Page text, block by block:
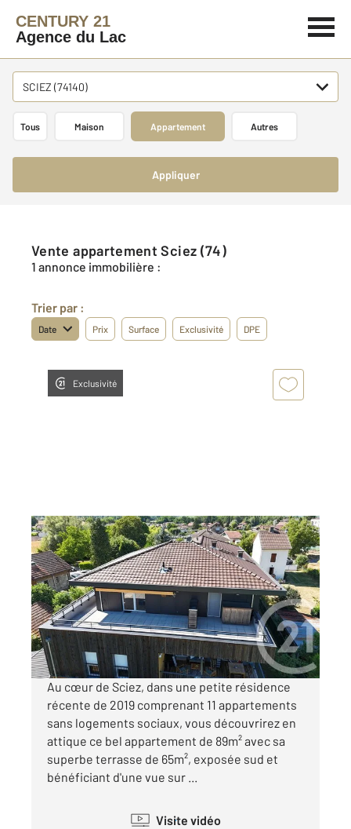
CENTURY 21
Agence du Lac
SCIEZ (74140)
Tous Maison Appartement Autres
Appliquer
Vente appartement Sciez (74)
1 annonce immobilière :
Trier par :
Date Prix Surface Exclusivité DPE
Exclusivité
SCIEZ 74
89,06 m2, 3 pièces
Ref : 159771
Appartement T3 à vendre
450 000 €
Visiter le site dédié
Au cœur de Sciez, dans une petite résidence
récente de 2019 comprenant 11 appartements
sans logements sociaux, vous découvrirez en
attique ce bel appartement de 89m² avec sa
superbe terrasse de 65m², exposée sud et
bénéficiant d'une vue sur ...
Visite vidéo